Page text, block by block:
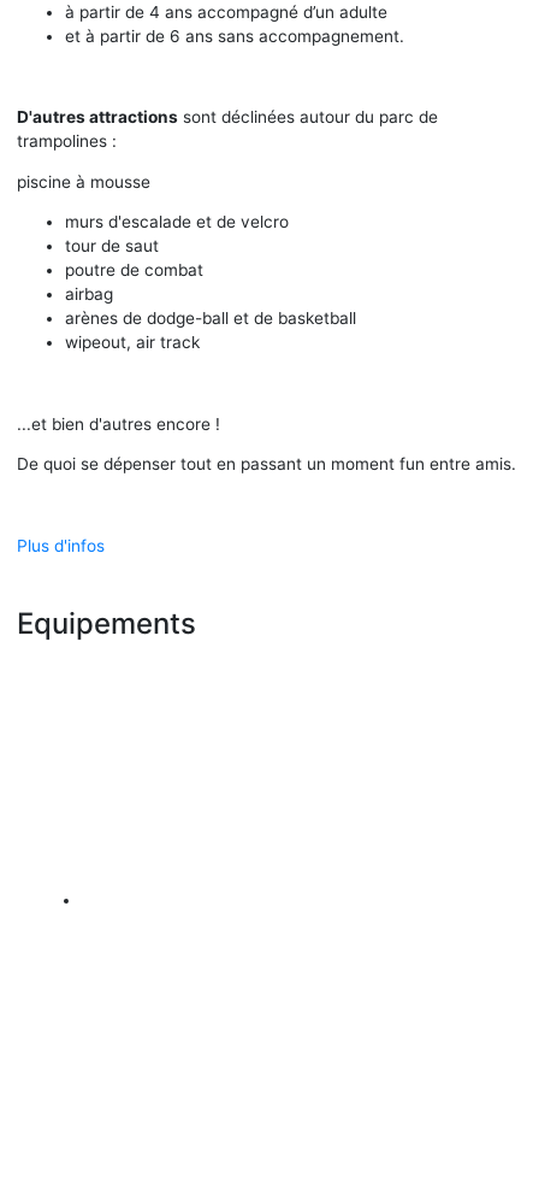
à partir de 4 ans accompagné d’un adulte
et à partir de 6 ans sans accompagnement.
D'autres attractions sont déclinées autour du parc de
trampolines :
piscine à mousse
murs d'escalade et de velcro
tour de saut
poutre de combat
airbag
arènes de dodge-ball et de basketball
wipeout, air track
...et bien d'autres encore !
De quoi se dépenser tout en passant un moment fun entre amis.
Plus d'infos
Equipements